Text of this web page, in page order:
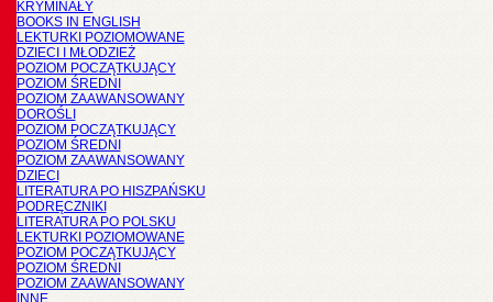
KRYMINAŁY
BOOKS IN ENGLISH
LEKTURKI POZIOMOWANE
DZIECI I MŁODZIEŻ
POZIOM POCZĄTKUJĄCY
POZIOM ŚREDNI
POZIOM ZAAWANSOWANY
DOROŚLI
POZIOM POCZĄTKUJĄCY
POZIOM ŚREDNI
POZIOM ZAAWANSOWANY
DZIECI
LITERATURA PO HISZPAŃSKU
PODRĘCZNIKI
LITERATURA PO POLSKU
LEKTURKI POZIOMOWANE
POZIOM POCZĄTKUJĄCY
POZIOM ŚREDNI
POZIOM ZAAWANSOWANY
INNE